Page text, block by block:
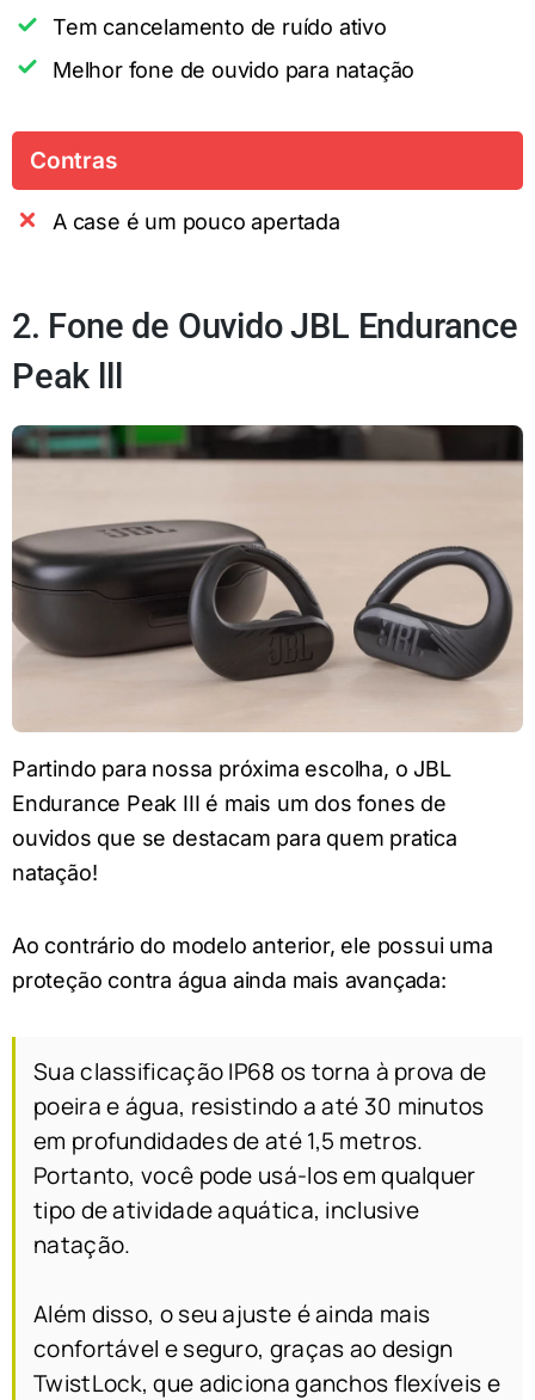
Tem cancelamento de ruído ativo
Melhor fone de ouvido para natação
Contras
A case é um pouco apertada
2. Fone de Ouvido JBL Endurance
Peak lll
Partindo para nossa próxima escolha, o JBL
Endurance Peak III é mais um dos fones de
ouvidos que se destacam para quem pratica
natação!
Ao contrário do modelo anterior, ele possui uma
proteção contra água ainda mais avançada:
Sua classificação IP68 os torna à prova de
poeira e água, resistindo a até 30 minutos
em profundidades de até 1,5 metros.
Portanto, você pode usá-los em qualquer
tipo de atividade aquática, inclusive
natação.
Além disso, o seu ajuste é ainda mais
confortável e seguro, graças ao design
TwistLock, que adiciona ganchos flexíveis e